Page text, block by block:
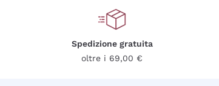
Spedizione gratuita
oltre i 69,00 €